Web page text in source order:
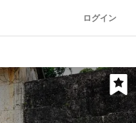
ログイン